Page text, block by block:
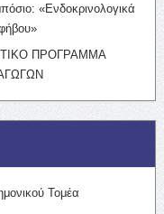
«Ενδοκρινολογικά
ΠΡΟΓΡΑΜΜΑ
Τομέα